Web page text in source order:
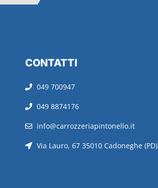
CONTATTI
049 700947
049 8874176
info@carrozzeriapintonello.it
Via Lauro, 67 35010 Cadoneghe (PD)